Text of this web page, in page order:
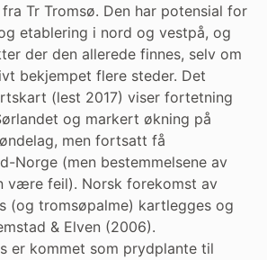
Tr Tromsø. Den har potensial for
etablering i nord og vestpå, og
der den allerede finnes, selv om
bekjempet flere steder. Det
(lest 2017) viser fortetning
og markert økning på
men fortsatt få
Norge (men bestemmelsene av
være feil). Norsk forekomst av
(og tromsøpalme) kartlegges og
& Elven (2006).
er kommet som prydplante til